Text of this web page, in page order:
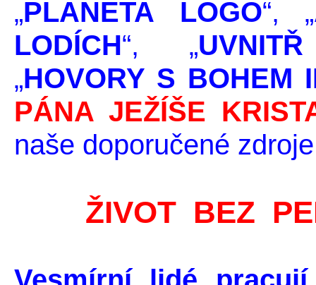
„PLANETA LOGO“, „
LODÍCH“, „
„HOVORY S BOHEM
PÁNA JEŽÍŠE
naše doporučené
ŽIVOT BEZ